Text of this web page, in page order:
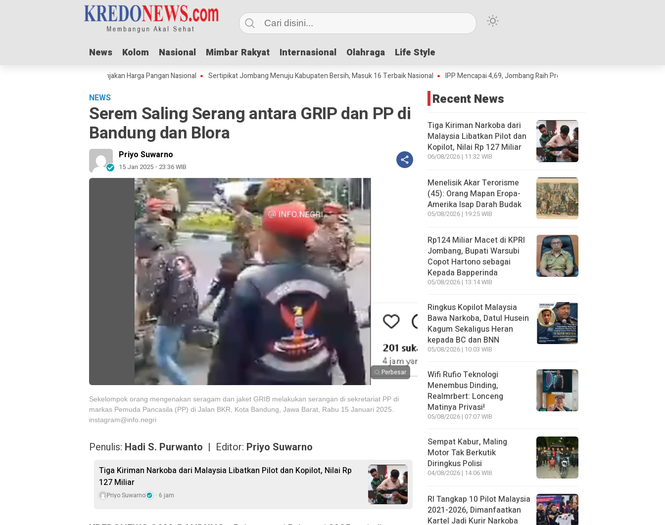
News Kolom Nasional Mimbar Rakyat Internasional Olahraga Life Style
News Kolom Nasional Mimbar Rakyat Internasional Olahraga Life Style
Idul Adha Dorong Lonjakan Harga Pangan Nasional Sertipikat Jombang Menuju Kabupaten Bersih, Masuk 16 Terbaik Nasional IPP Mencapai 4,69, Jombang Raih Predikat Terbaik Jawa Timur dan Peringkat III
NEWS
Serem Saling Serang antara GRIP dan PP di
Bandung dan Blora
Priyo Suwarno
15 Jan 2025 - 23:36 WIB
Perbesar
Sekelompok orang mengenakan seragam dan jaket GRIB melakukan serangan di sekretariat PP di
markas Pemuda Pancasila (PP) di Jalan BKR, Kota Bandung, Jawa Barat, Rabu 15 Januari 2025.
instagram@info.negri
Penulis: Hadi S. Purwanto | Editor: Priyo Suwarno
Tiga Kiriman Narkoba dari Malaysia Libatkan Pilot dan Kopilot, Nilai Rp
127 Miliar
Priyo Suwarno 6 jam
Recent News
Tiga Kiriman Narkoba dari
Malaysia Libatkan Pilot dan
Kopilot, Nilai Rp 127 Miliar
06/08/2026 | 11:32 WIB
Menelisik Akar Terorisme
(45): Orang Mapan Eropa-
Amerika Isap Darah Budak
05/08/2026 | 19:25 WIB
Rp124 Miliar Macet di KPRI
Jombang, Bupati Warsubi
Copot Hartono sebagai
Kepada Bapperinda
05/08/2026 | 13:14 WIB
Ringkus Kopilot Malaysia
Bawa Narkoba, Datul Husein
Kagum Sekaligus Heran
kepada BC dan BNN
05/08/2026 | 10:03 WIB
Wifi Rufio Teknologi
Menembus Dinding,
Realmrbert: Lonceng
Matinya Privasi!
05/08/2026 | 07:07 WIB
Sempat Kabur, Maling
Motor Tak Berkutik
Diringkus Polisi
04/08/2026 | 14:06 WIB
RI Tangkap 10 Pilot Malaysia
2021-2026, Dimanfaatkan
Kartel Jadi Kurir Narkoba